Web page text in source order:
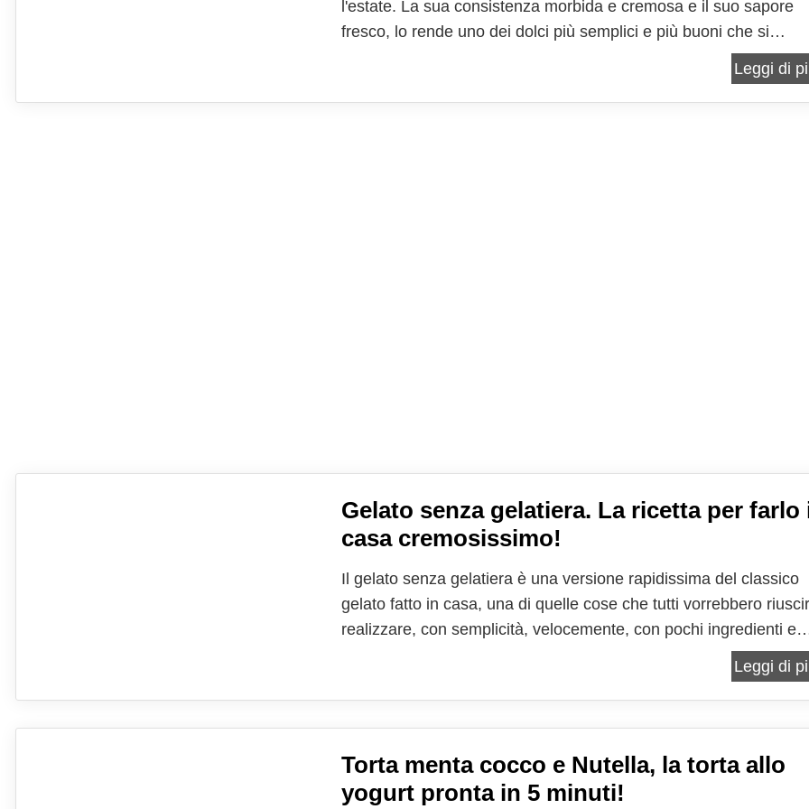
l'estate. La sua consistenza morbida e cremosa e il suo sapore
fresco, lo rende uno dei dolci più semplici e più buoni che si
possano preparare in estate; gradito anche quando le
sono alte e non invogliano a trascorrere molto tempo in...
Leggi di
Gelato senza gelatiera. La ricetta per farlo
casa cremosissimo!
Il gelato senza gelatiera è una versione rapidissima del classico
gelato fatto in casa, una di quelle cose che tutti vorrebbero
realizzare, con semplicità, velocemente, con pochi ingredienti e
possibilmente senza utilizzare degli strani "additivi" che è vero
Leggi di
Torta menta cocco e Nutella, la torta allo
yogurt pronta in 5 minuti!